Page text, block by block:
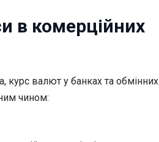
в комерційних
курс валют у банках та обмінних
чином: